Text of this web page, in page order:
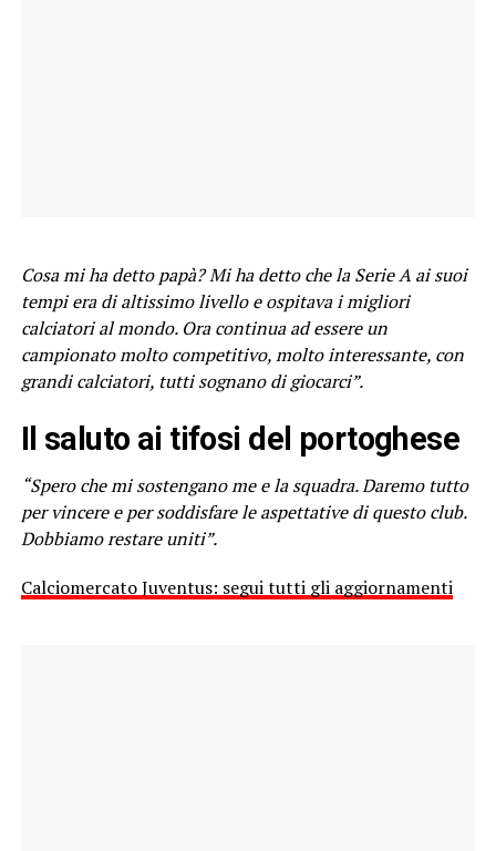
Cosa mi ha detto papà? Mi ha detto che la Serie A ai suoi
tempi era di altissimo livello e ospitava i migliori
calciatori al mondo. Ora continua ad essere un
campionato molto competitivo, molto interessante, con
grandi calciatori, tutti sognano di giocarci”.
Il saluto ai tifosi del portoghese
“Spero che mi sostengano me e la squadra. Daremo tutto
per vincere e per soddisfare le aspettative di questo club.
Dobbiamo restare uniti”.
Calciomercato Juventus: segui tutti gli aggiornamenti